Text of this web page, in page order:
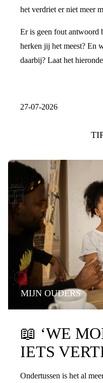
het verdriet er niet meer
Er is geen fout antwoord
herken jij het meest? En
daarbij? Laat het
27-07-2026
MIJN OUDERS
📖 ‘WE
IETS
Ondertussen is het al